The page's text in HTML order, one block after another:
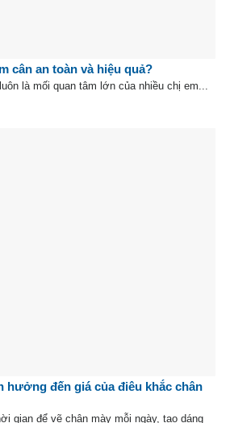
cân an toàn và hiệu quả?
là mối quan tâm lớn của nhiều chị em...
hưởng đến giá của điêu khắc chân
gian để vẽ chân mày mỗi ngày, tạo dáng